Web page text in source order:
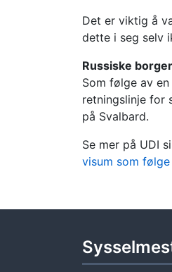
Det er viktig å
dette i seg selv
Russiske
Som følge av
retningslinje for
på Svalbard.
Se mer på UDI
visum som